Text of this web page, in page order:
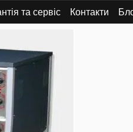
та сервіс Контакти